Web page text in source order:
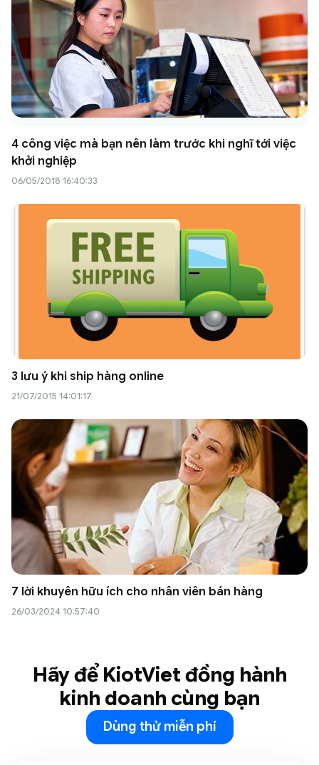
4 công việc mà bạn nên làm trước khi nghĩ tới việc
khởi nghiệp
06/05/2018 16:40:33
3 lưu ý khi ship hàng online
21/07/2015 14:01:17
7 lời khuyên hữu ích cho nhân viên bán hàng
26/03/2024 10:57:40
Hãy để KiotViet đồng hành
kinh doanh cùng bạn
Dùng thử miễn phí